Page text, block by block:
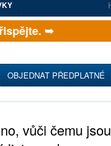
➥
OBJEDNAT PŘEDPLATNÉ
vůči čemu jsou